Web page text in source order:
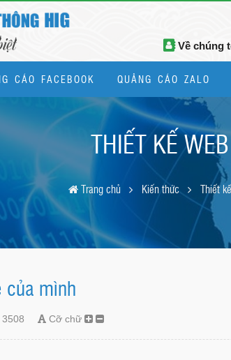
Về chúng
CÁO FACEBOOK QUẢNG CÁO ZALO
THIẾT KẾ WEB
Trang chủ Kiến thức Thiết
của mình
Cỡ chữ